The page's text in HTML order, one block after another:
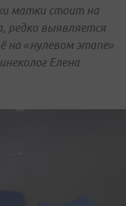
матки стоит на
редко выявляется
на «нулевом этапе»
Елена